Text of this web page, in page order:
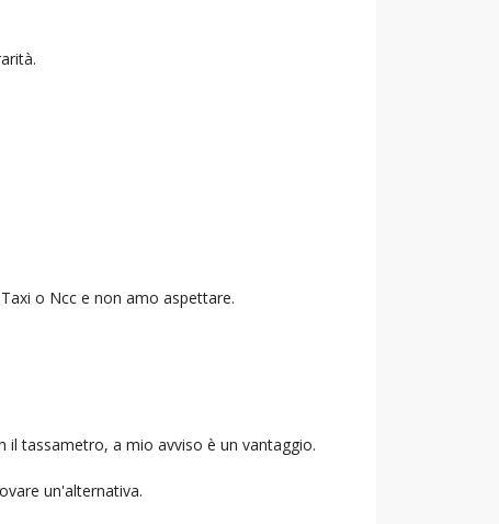
o Ncc e non amo aspettare.
tassametro, a mio avviso è un vantaggio.
un'alternativa.